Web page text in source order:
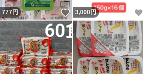
777円 いいね！
3,000 円